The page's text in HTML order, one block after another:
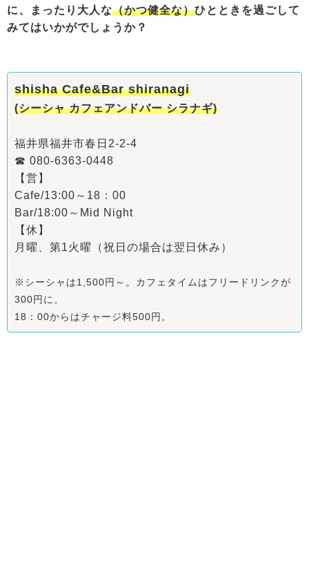
に、まったり大人な（かつ健全な）ひとときを過ごして
みてはいかがでしょうか？
shisha Cafe&Bar shiranagi
(シーシャ カフェアンドバー シラナギ)
福井県福井市春日2-2-4
☎ 080-6363-0448
【営】
Cafe/13:00～18：00
Bar/18:00～Mid Night
【休】
月曜、第1火曜（祝日の場合は翌日休み）
※シーシャは1,500円～。カフェタイムはフリードリンクが
300円に。
18：00からはチャージ料500円。